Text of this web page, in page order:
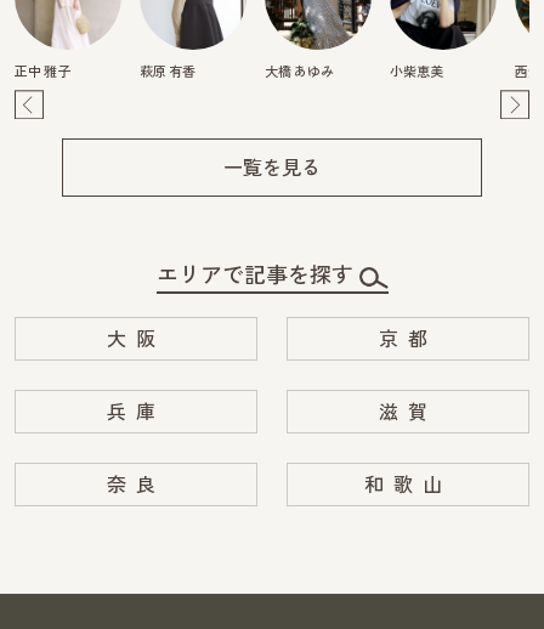
正中 雅子 萩原 有香 大橋 あゆみ 小柴恵美 西
一覧を見る
エリアで記事を探す
大阪 京都
兵庫 滋賀
奈良 和歌山